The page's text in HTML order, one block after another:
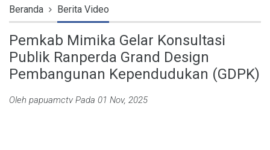
Beranda Berita Video
Pemkab Mimika Gelar Konsultasi
Publik Ranperda Grand Design
Pembangunan Kependudukan (GDPK)
Oleh papuamctv Pada 01 Nov, 2025